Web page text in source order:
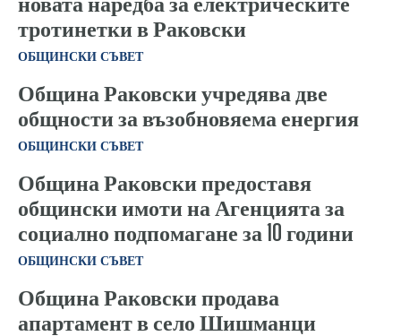
тротинетки в Раковски
ОБЩИНСКИ СЪВЕТ
Община Раковски учредява две
общности за възобновяема енергия
ОБЩИНСКИ СЪВЕТ
Община Раковски предоставя
общински имоти на Агенцията за
социално подпомагане за 10 години
ОБЩИНСКИ СЪВЕТ
Община Раковски продава
апартамент в село Шишманци